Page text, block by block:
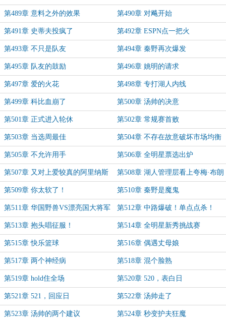
第489章 意料之外的效果 第490章 对飚开始
第491章 史蒂夫投疯了 第492章 ESPN点一把火
第493章 不只是队友 第494章 秦野再次爆发
第495章 队友的鼓励 第496章 姚明的请求
第497章 爱的火花 第498章 专打湖人内线
第499章 科比血崩了 第500章 汤帅的决意
第501章 正式进入轮休 第502章 常规赛首败
第503章 当选周最佳 第504章 不存在故意破坏市场均衡
第505章 不允许用手 第506章 全明星票选出炉
第507章 又对上爱较真的阿里纳斯 第508章 湖人管理层看上夸梅·布朗
第509章 你太软了！ 第510章 秦野是魔鬼
第511章 华国野兽VS漂亮国大将军 第512章 中路爆破！单点点杀！
第513章 抱头唱征服！ 第514章 全明星新秀挑战赛
第515章 快乐篮球 第516章 偶遇丈母娘
第517章 两个神经病 第518章 混个脸熟
第519章 hold住全场 第520章 520，表白日
第521章 521，回应日 第522章 汤帅走了
第523章 汤帅的两个建议 第524章 秒变护夫狂魔